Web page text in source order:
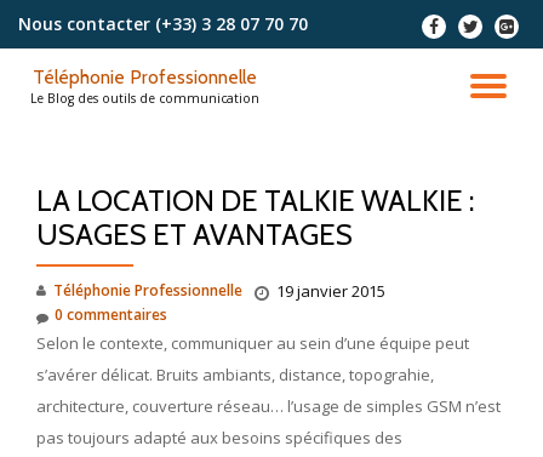
contenu
Nous contacter (+33) 3 28 07 70 70 - - -
Téléphonie Professionnelle
Le Blog des outils de communication
LA LOCATION DE TALKIE WALKIE :
USAGES ET AVANTAGES
Téléphonie Professionnelle 19 janvier 2015
0 commentaires
Selon le contexte, communiquer au sein d’une équipe peut
s’avérer délicat. Bruits ambiants, distance, topograhie,
architecture, couverture réseau… l’usage de simples GSM n’est
pas toujours adapté aux besoins spécifiques des